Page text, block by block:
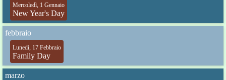
Mercoledì, 1 Gennaio
New Year's Day
febbraio
Lunedi, 17 Febbraio
Family Day
marzo